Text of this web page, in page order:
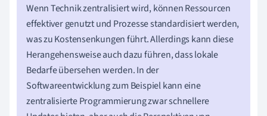
Wenn Technik zentralisiert wird, können Ressourcen
effektiver genutzt und Prozesse standardisiert werden,
was zu Kostensenkungen führt. Allerdings kann diese
Herangehensweise auch dazu führen, dass lokale
Bedarfe übersehen werden. In der
Softwareentwicklung zum Beispiel kann eine
zentralisierte Programmierung zwar schnellere